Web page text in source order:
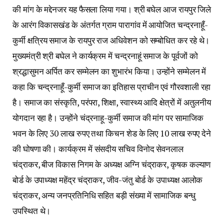
की मांग के मद्देनजर यह फैसला लिया गया। श्री बघेल आज रायपुर जिले
के आरंग विकासखंड के अंतर्गत ग्राम पारागांव में आयोजित चन्द्रनाहूँ-
कुर्मी क्षत्रिय समाज के रायपुर राज अधिवेशन को सम्बोधित कर रहे थे।
मुख्यमंत्री श्री बघेल ने कार्यक्रम में चन्द्रनाहूं समाज के पूर्वजों को
श्रद्धासुमन अर्पित कर सम्मेलन का शुभारंभ किया। उन्होंने सम्मेलन में
कहा कि चन्द्रनाहूँ-कुर्मी समाज का इतिहास प्राचीन एवं गौरवशाली रहा
है। समाज का संस्कृति, परंपरा, शिक्षा, स्वास्थ्य आदि क्षेत्रों में अतुलनीय
योगदान रहा है। उन्होंने चंद्रनाहू-कुर्मी समाज की मांग पर सामाजिक
भवन के लिए 30 लाख रुपए तथा किचन शेड के लिए 10 लाख रुपए देने
की घोषणा की। कार्यक्रम में संसदीय सचिव विनोद सेवनलाल
चंद्राकर, बीज विकास निगम के अध्यक्ष अग्नि चंद्राकर, कृषक कल्याण
बोर्ड के उपाध्यक्ष महेंद्र चंद्राकर, जीव-जंतु बोर्ड के उपाध्यक्ष आलोक
चंद्राकर, अन्य जनप्रतिनिधि सहित बड़ी संख्या में सामाजिक बन्धु
उपस्थित थे।